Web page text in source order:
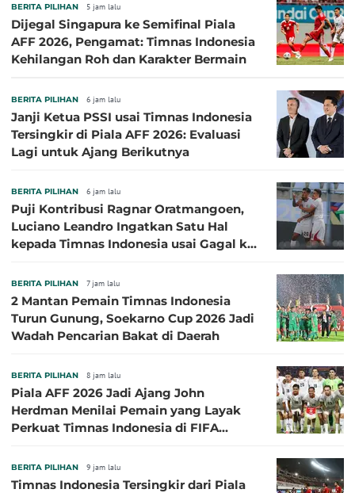
BERITA PILIHAN 5 jam lalu
Dijegal Singapura ke Semifinal Piala
AFF 2026, Pengamat: Timnas Indonesia
Kehilangan Roh dan Karakter Bermain
BERITA PILIHAN 6 jam lalu
Janji Ketua PSSI usai Timnas Indonesia
Tersingkir di Piala AFF 2026: Evaluasi
Lagi untuk Ajang Berikutnya
BERITA PILIHAN 6 jam lalu
Puji Kontribusi Ragnar Oratmangoen,
Luciano Leandro Ingatkan Satu Hal
kepada Timnas Indonesia usai Gagal ke
BERITA PILIHAN 7 jam lalu
2 Mantan Pemain Timnas Indonesia
Turun Gunung, Soekarno Cup 2026 Jadi
Wadah Pencarian Bakat di Daerah
BERITA PILIHAN 8 jam lalu
Piala AFF 2026 Jadi Ajang John
Herdman Menilai Pemain yang Layak
Perkuat Timnas Indonesia di FIFA
BERITA PILIHAN 9 jam lalu
Timnas Indonesia Tersingkir dari Piala